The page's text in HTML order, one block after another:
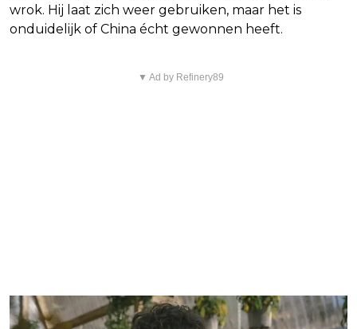
wrok. Hij laat zich weer gebruiken, maar het is
onduidelijk of China écht gewonnen heeft.
▼ Ad by Refinery89